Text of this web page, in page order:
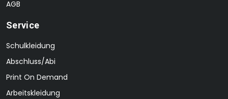
AGB
Service
Schulkleidung
Abschluss/Abi
Print On Demand
Arbeitskleidung